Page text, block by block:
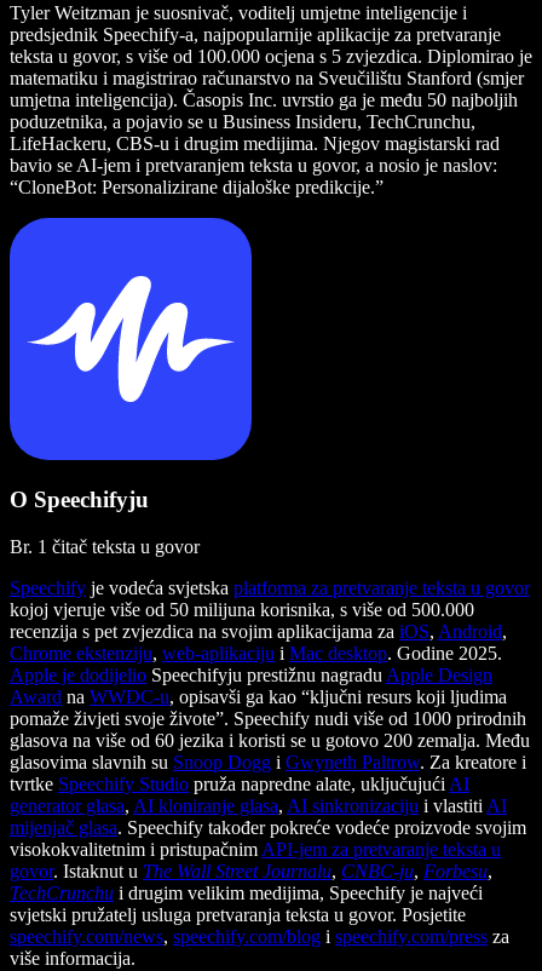
Tyler Weitzman je suosnivač, voditelj umjetne inteligencije i
predsjednik Speechify-a, najpopularnije aplikacije za pretvaranje
teksta u govor, s više od 100.000 ocjena s 5 zvjezdica. Diplomirao je
matematiku i magistrirao računarstvo na Sveučilištu Stanford (smjer
umjetna inteligencija). Časopis Inc. uvrstio ga je među 50 najboljih
poduzetnika, a pojavio se u Business Insideru, TechCrunchu,
LifeHackeru, CBS-u i drugim medijima. Njegov magistarski rad
bavio se AI-jem i pretvaranjem teksta u govor, a nosio je naslov:
“CloneBot: Personalizirane dijaloške predikcije.”
O Speechifyju
Br. 1 čitač teksta u govor
Speechify je vodeća svjetska platforma za pretvaranje teksta u govor
kojoj vjeruje više od 50 milijuna korisnika, s više od 500.000
recenzija s pet zvjezdica na svojim aplikacijama za iOS, Android,
Chrome ekstenziju, web-aplikaciju i Mac desktop. Godine 2025.
Apple je dodijelio Speechifyju prestižnu nagradu Apple Design
Award na WWDC-u, opisavši ga kao “ključni resurs koji ljudima
pomaže živjeti svoje živote”. Speechify nudi više od 1000 prirodnih
glasova na više od 60 jezika i koristi se u gotovo 200 zemalja. Među
glasovima slavnih su Snoop Dogg i Gwyneth Paltrow. Za kreatore i
tvrtke Speechify Studio pruža napredne alate, uključujući AI
generator glasa, AI kloniranje glasa, AI sinkronizaciju i vlastiti AI
mijenjač glasa. Speechify također pokreće vodeće proizvode svojim
visokokvalitetnim i pristupačnim API-jem za pretvaranje teksta u
govor. Istaknut u The Wall Street Journalu, CNBC-ju, Forbesu,
TechCrunchu i drugim velikim medijima, Speechify je najveći
svjetski pružatelj usluga pretvaranja teksta u govor. Posjetite
speechify.com/news, speechify.com/blog i speechify.com/press za
više informacija.